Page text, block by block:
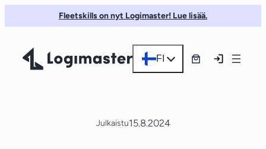
sisältöön
Fleetskills on nyt Logimaster! Lue lisää.
FI
Julkaistu15.8.2024